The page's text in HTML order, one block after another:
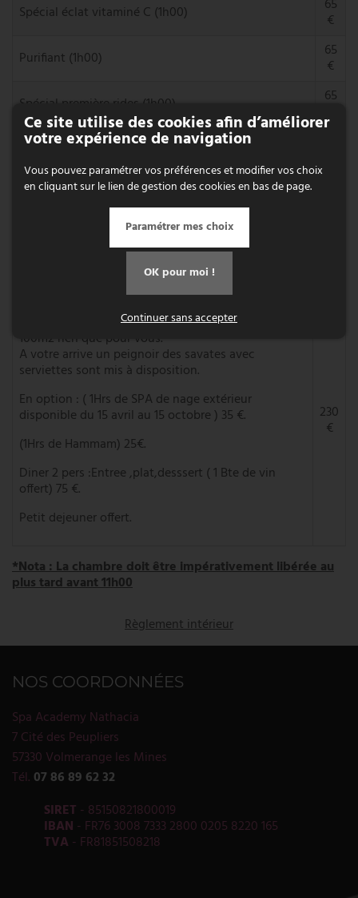
Spécial éclat vitaminé C (1h00) 65
€
Purifiant (1h00)
65
€
Spécial première rides (1h00)
65
Fermeté anti-rides avec appareil palpé roulé (45min)
(Arrivée à partir de 17h00)
Forfait une nuitée PREMIUM pour 2 personnes (Suite
Le paradis sur terre, imaginer un espace privatif de
100m2 rien que pour vous.
A votre arrive un peignoir des savates avec
serviettes sont mis à disposition.
En option : ( 1Hrs de SPA de nage extérieur
disponible du 15 avril au 15 octobre ) 35 €.
(1Hrs de Hammam) 25€.
Diner 2 pers :Entree ,plat,desssert ( 1 Bte de vin
offert) 75 €.
Petit dejeuner offert.
230
€
*Nota : La chambre doit être impérativement libérée au
plus tard avant 11h00
Règlement intérieur
NOS COORDONNÉES
Spa Academy Nathacia
7 Cité des Peupliers
57330 Volmerange les Mines
Tél. 07 86 89 62 32
SIRET - 85150821800019
IBAN - FR76 3008 7333 2800 0205 8220 165
TVA - FR81851508218
Ce site utilise des cookies afin d’améliorer
votre expérience de navigation
Vous pouvez paramétrer vos préférences et modifier vos choix
en cliquant sur le lien de gestion des cookies en bas de page.
Paramétrer mes choix
OK pour moi !
Continuer sans accepter